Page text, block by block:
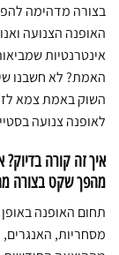
בצורה מדהימה
האופנה הצנועה
אינטרנטיות
האמת? לא חשבנו
השוק באמת צמא
לאופנה צנועה
איך זה קורה
מהפך שקט בצורה
תחום האופנה
מסחריות,